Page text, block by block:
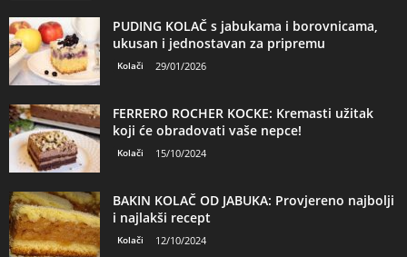
PUDING KOLAČ s jabukama i borovnicama,
ukusan i jednostavan za pripremu
Kolači 29/01/2026
FERRERO ROCHER KOCKE: Kremasti užitak
koji će obradovati vaše nepce!
Kolači 15/10/2024
BAKIN KOLAČ OD JABUKA: Provjereno najbolji
i najlakši recept
Kolači 12/10/2024